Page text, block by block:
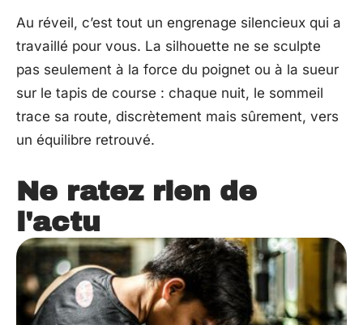
Au réveil, c’est tout un engrenage silencieux qui a
travaillé pour vous. La silhouette ne se sculpte
pas seulement à la force du poignet ou à la sueur
sur le tapis de course : chaque nuit, le sommeil
trace sa route, discrètement mais sûrement, vers
un équilibre retrouvé.
Ne ratez rien de
l'actu